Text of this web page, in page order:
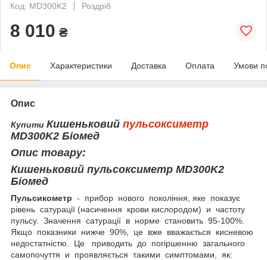
Код: MD300K2
Роздріб
8 010 ₴
Опис Характеристики Доставка Оплата Умови
Опис
Купити Кишеньковий пульсоксиметр
MD300K2 Біомед
Опис товару:
Кишеньковий пульсоксиметр MD300K2
Біомед
Пульсикометр - прибор нового покоління, яке показує
рівень сатурації (насичення крови кислородом) и частоту
пульсу. Значення сатурації в норме становить 95-100%.
Якщо показники нижче 90%, це вже вважається кисневою
недостатністю. Це приводить до погіршенню загального
самопочуття и проявляється такими симптомами, як: